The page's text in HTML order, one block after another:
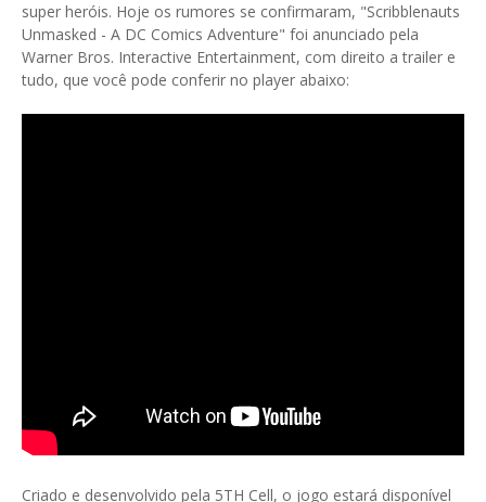
super heróis. Hoje os rumores se confirmaram, "Scribblenauts
Unmasked - A DC Comics Adventure" foi anunciado pela
Warner Bros. Interactive Entertainment, com direito a trailer e
tudo, que você pode conferir no player abaixo:
Criado e desenvolvido pela 5TH Cell, o jogo estará disponível